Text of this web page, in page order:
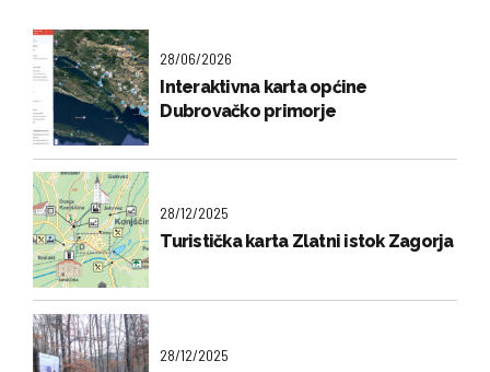
28/06/2026
Interaktivna karta općine
Dubrovačko primorje
28/12/2025
Turistička karta Zlatni istok Zagorja
28/12/2025